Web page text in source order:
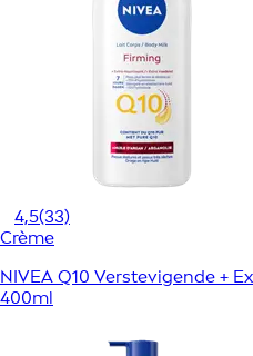
4,5(33)
Crème
NIVEA Q10 Verstevigende +
400ml